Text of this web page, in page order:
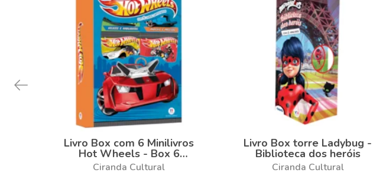
Livro Box com 6 Minilivros
Hot Wheels - Box 6
minilivros
Ciranda Cultural
Livro Box torre Ladybug -
Biblioteca dos heróis
Ciranda Cultural